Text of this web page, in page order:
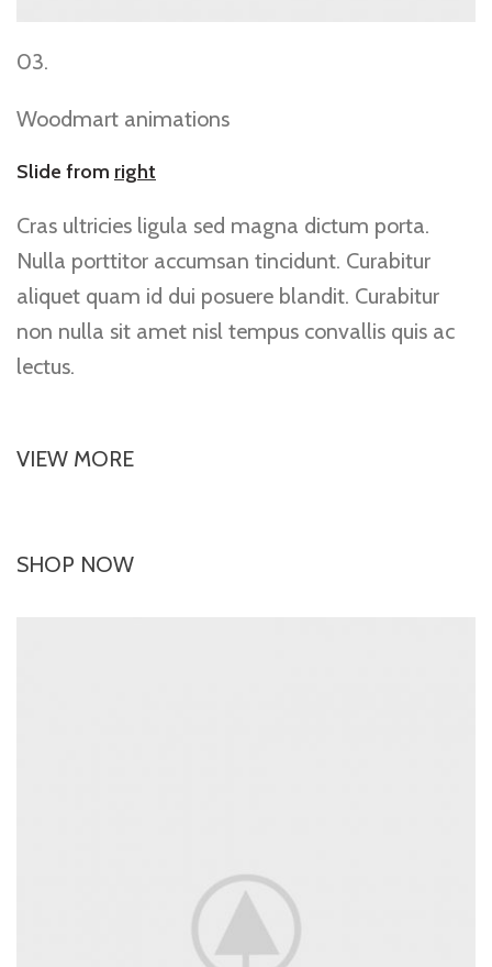
03.
Woodmart animations
Slide from right
Cras ultricies ligula sed magna dictum porta.
Nulla porttitor accumsan tincidunt. Curabitur
aliquet quam id dui posuere blandit. Curabitur
non nulla sit amet nisl tempus convallis quis ac
lectus.
VIEW MORE
SHOP NOW